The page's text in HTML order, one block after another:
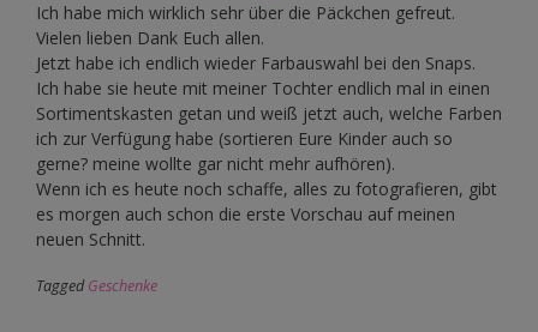
Ich habe mich wirklich sehr über die Päckchen gefreut.
Vielen lieben Dank Euch allen.
Jetzt habe ich endlich wieder Farbauswahl bei den Snaps.
Ich habe sie heute mit meiner Tochter endlich mal in einen
Sortimentskasten getan und weiß jetzt auch, welche Farben
ich zur Verfügung habe (sortieren Eure Kinder auch so
gerne? meine wollte gar nicht mehr aufhören).
Wenn ich es heute noch schaffe, alles zu fotografieren, gibt
es morgen auch schon die erste Vorschau auf meinen
neuen Schnitt.
TaggedGeschenke